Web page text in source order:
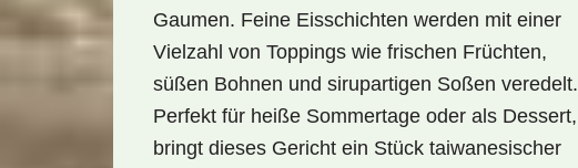
Gaumen. Feine Eisschichten werden mit einer
Vielzahl von Toppings wie frischen Früchten,
süßen Bohnen und sirupartigen Soßen veredelt.
Perfekt für heiße Sommertage oder als Dessert,
bringt dieses Gericht ein Stück taiwanesischer